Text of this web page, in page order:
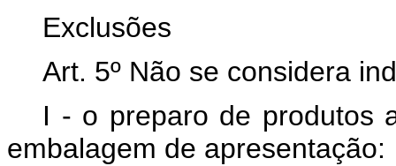
Exclusões
Art. 5º Não se considera
I - o preparo de produtos
embalagem de apresentação: